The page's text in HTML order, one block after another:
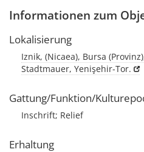
Informationen zum
Lokalisierung
Iznik, (Nicaea), Bursa
Stadtmauer, Yenişehir-Tor.
Gattung/Funktion/
Inschrift; Relief
Erhaltung